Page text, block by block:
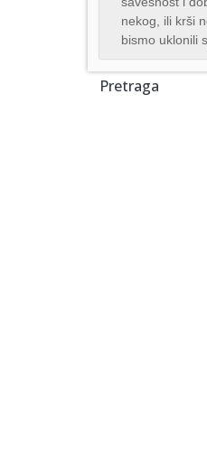
nekog, ili krši
bismo uklonili
Pretraga